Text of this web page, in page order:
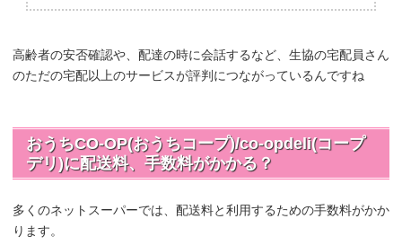
高齢者の安否確認や、配達の時に会話するなど、生協の宅配員さん
のただの宅配以上のサービスが評判につながっているんですね
おうちCO-OP(おうちコープ)/co-opdeli(コープ
デリ)に配送料、手数料がかかる？
多くのネットスーパーでは、配送料と利用するための手数料がかか
ります。